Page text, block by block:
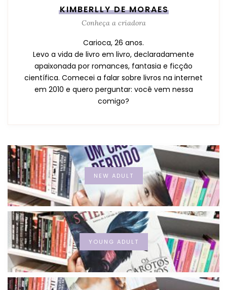
KIMBERLLY DE MORAES
Conheça a criadora
Carioca, 26 anos.
Levo a vida de livro em livro, declaradamente
apaixonada por romances, fantasia e ficção
científica. Comecei a falar sobre livros na internet
em 2010 e quero perguntar: você vem nessa
comigo?
NEW ADULT
YOUNG ADULT